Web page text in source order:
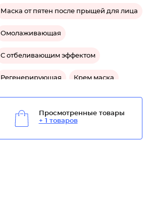
Маска от пятен после прыщей для лица
Омолаживающая
С отбеливающим эффектом
Регенерирующая Крем маска
Восстанавливающая
Просмотренные товары
+ 1 товаров